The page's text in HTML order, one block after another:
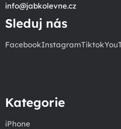
info@jabkolevne.cz
Sleduj nás
FacebookInstagramTiktok
Kategorie
iPhone